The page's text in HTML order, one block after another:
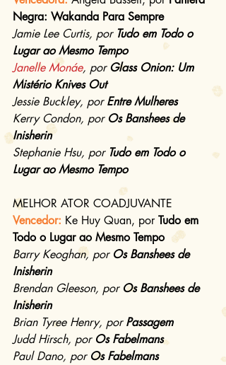
Negra: Wakanda Para Sempre
Jamie Lee Curtis, por Tudo em Todo o
Lugar ao Mesmo Tempo
Janelle Monáe, por Glass Onion: Um
Mistério Knives Out
Jessie Buckley, por Entre Mulheres
Kerry Condon, por Os Banshees de
Inisherin
Stephanie Hsu, por Tudo em Todo o
Lugar ao Mesmo Tempo
MELHOR ATOR COADJUVANTE
Vencedor: Ke Huy Quan, por Tudo em
Todo o Lugar ao Mesmo Tempo
Barry Keoghan, por Os Banshees de
Inisherin
Brendan Gleeson, por Os Banshees de
Inisherin
Brian Tyree Henry, por Passagem
Judd Hirsch, por Os Fabelmans
Paul Dano, por Os Fabelmans